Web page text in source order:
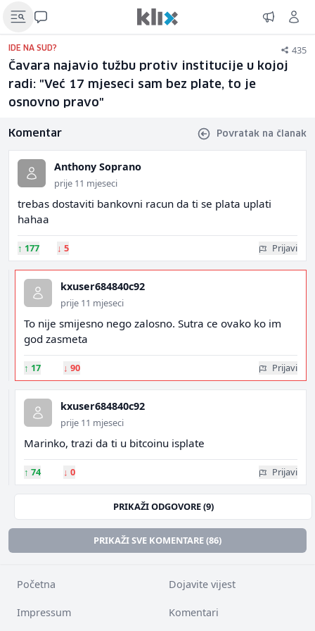
IDE NA SUD? 435
Čavara najavio tužbu protiv institucije u kojoj
radi: "Već 17 mjeseci sam bez plate, to je
osnovno pravo"
Komentar Povratak na članak
Anthony Soprano
prije 11 mjeseci
trebas dostaviti bankovni racun da ti se plata uplati
hahaa
↑ 177 ↓ 5 Prijavi
kxuser684840c92
prije 11 mjeseci
To nije smijesno nego zalosno. Sutra ce ovako ko im
god zasmeta
↑ 17 ↓ 90 Prijavi
kxuser684840c92
prije 11 mjeseci
Marinko, trazi da ti u bitcoinu isplate
↑ 74 ↓ 0 Prijavi
PRIKAŽI ODGOVORE (9)
PRIKAŽI SVE KOMENTARE (86)
Početna Dojavite vijest
Impressum Komentari